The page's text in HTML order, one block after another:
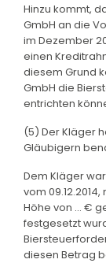
Hinzu kommt,
GmbH an die
im Dezember
einen
diesem Grund
GmbH die
entrichten
(5) Der Kläger
Gläubigern
Dem Kläger
vom
Höhe von … €
festgesetzt
diesen Betrag